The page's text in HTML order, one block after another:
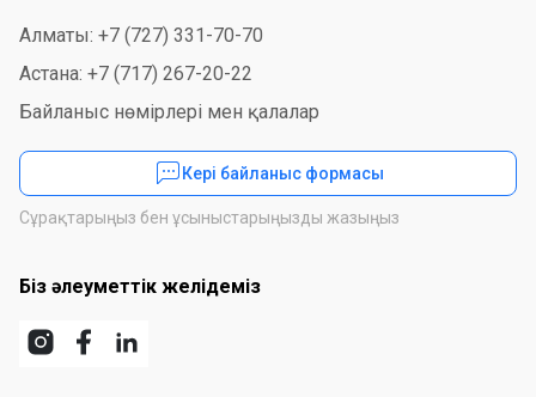
Алматы: +7 (727) 331-70-70
Астана: +7 (717) 267-20-22
Байланыс нөмірлері мен қалалар
Кері байланыс формасы
Сұрақтарыңыз бен ұсыныстарыңызды жазыңыз
Біз әлеуметтік желідеміз